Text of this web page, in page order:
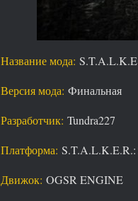
Название мода:
Версия мода: Финальная
Разработчик: Tundra227
Платформа: S.T.A.L.K.E.R.:
Движок: OGSR ENGINE